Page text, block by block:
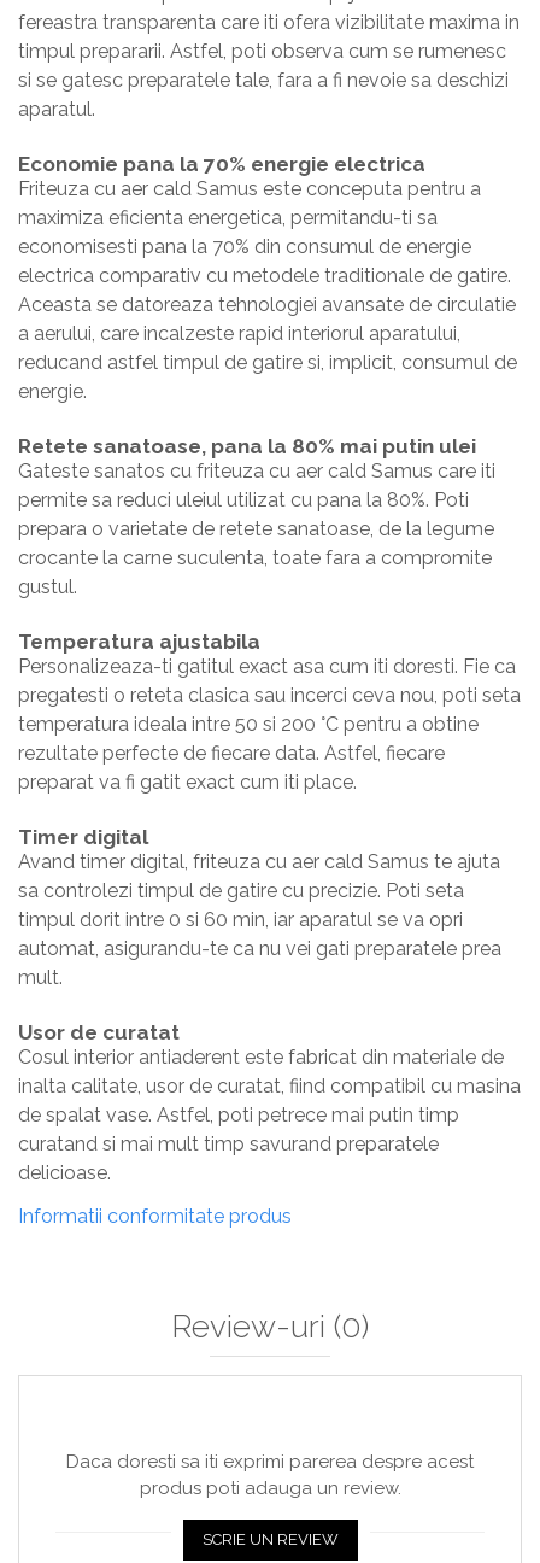
fereastra transparenta care iti ofera vizibilitate maxima in
timpul prepararii. Astfel, poti observa cum se rumenesc
si se gatesc preparatele tale, fara a fi nevoie sa deschizi
aparatul.
Economie pana la 70% energie electrica
Friteuza cu aer cald Samus este conceputa pentru a
maximiza eficienta energetica, permitandu-ti sa
economisesti pana la 70% din consumul de energie
electrica comparativ cu metodele traditionale de gatire.
Aceasta se datoreaza tehnologiei avansate de circulatie
a aerului, care incalzeste rapid interiorul aparatului,
reducand astfel timpul de gatire si, implicit, consumul de
energie.
Retete sanatoase, pana la 80% mai putin ulei
Gateste sanatos cu friteuza cu aer cald Samus care iti
permite sa reduci uleiul utilizat cu pana la 80%. Poti
prepara o varietate de retete sanatoase, de la legume
crocante la carne suculenta, toate fara a compromite
gustul.
Temperatura ajustabila
Personalizeaza-ti gatitul exact asa cum iti doresti. Fie ca
pregatesti o reteta clasica sau incerci ceva nou, poti seta
temperatura ideala intre 50 si 200 °C pentru a obtine
rezultate perfecte de fiecare data. Astfel, fiecare
preparat va fi gatit exact cum iti place.
Timer digital
Avand timer digital, friteuza cu aer cald Samus te ajuta
sa controlezi timpul de gatire cu precizie. Poti seta
timpul dorit intre 0 si 60 min, iar aparatul se va opri
automat, asigurandu-te ca nu vei gati preparatele prea
mult.
Usor de curatat
Cosul interior antiaderent este fabricat din materiale de
inalta calitate, usor de curatat, fiind compatibil cu masina
de spalat vase. Astfel, poti petrece mai putin timp
curatand si mai mult timp savurand preparatele
delicioase.
Informatii conformitate produs
Review-uri (0)
Daca doresti sa iti exprimi parerea despre acest
produs poti adauga un review.
SCRIE UN REVIEW